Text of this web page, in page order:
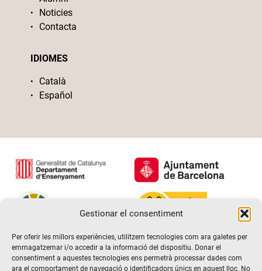
Gestionar el consentiment
Per oferir les millors experiències, utilitzem tecnologies com ara galetes per
emmagatzemar i/o accedir a la informació del dispositiu. Donar el
consentiment a aquestes tecnologies ens permetrà processar dades com
ara el comportament de navegació o identificadors únics en aquest lloc. No
Noticies
Contacta
IDIOMES
Català
Español